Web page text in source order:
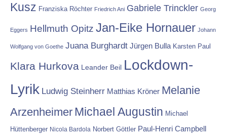
Kusz Franziska Röchter Friedrich Ani Gabriele Trinckler Georg
Eggers Hellmuth Opitz Jan-Eike Hornauer Johann
Wolfgang von Goethe Juana Burghardt Jürgen Bulla Karsten Paul
Klara Hurkova Leander Beil Lockdown-
Lyrik Ludwig Steinherr Matthias Kröner Melanie
Arzenheimer Michael Augustin Michael
Hüttenberger Nicola Bardola Norbert Göttler Paul-Henri Campbell